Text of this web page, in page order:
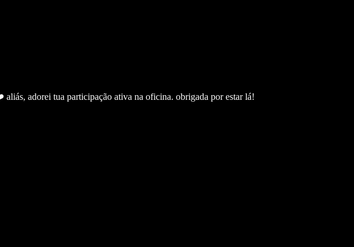
adorei tua participação ativa na oficina. obrigada por estar lá!